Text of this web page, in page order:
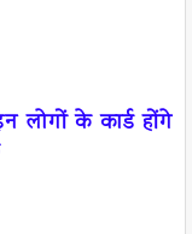
लोगों के कार्ड होंगे